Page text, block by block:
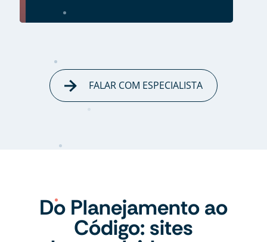
FALAR COM ESPECIALISTA
Do Planejamento ao
Código: sites